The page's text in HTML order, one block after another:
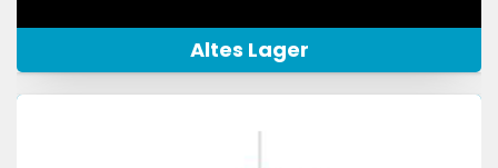
Altes Lager